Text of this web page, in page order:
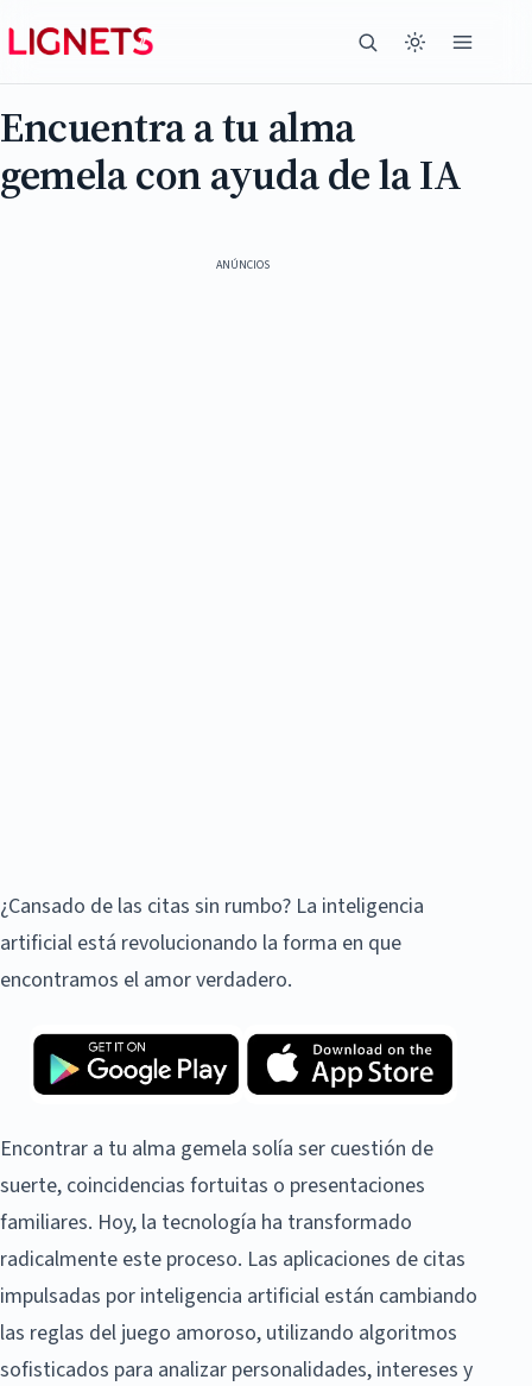
Encuentra a tu alma
gemela con ayuda de la IA
ANÚNCIOS
¿Cansado de las citas sin rumbo? La inteligencia
artificial está revolucionando la forma en que
encontramos el amor verdadero.
Encontrar a tu alma gemela solía ser cuestión de
suerte, coincidencias fortuitas o presentaciones
familiares. Hoy, la tecnología ha transformado
radicalmente este proceso. Las aplicaciones de citas
impulsadas por inteligencia artificial están cambiando
las reglas del juego amoroso, utilizando algoritmos
sofisticados para analizar personalidades, intereses y